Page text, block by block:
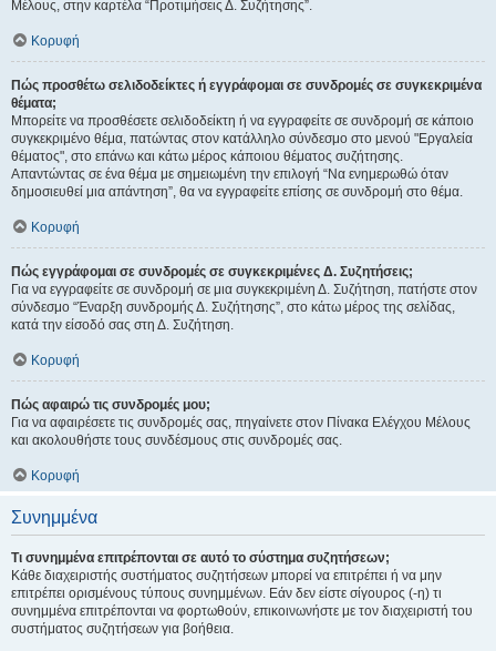
Μέλους, στην καρτέλα “Προτιμήσεις Δ. Συζήτησης”.
Κορυφή
Πώς προσθέτω σελιδοδείκτες ή εγγράφομαι σε συνδρομές σε συγκεκριμένα
θέματα;
Μπορείτε να προσθέσετε σελιδοδείκτη ή να εγγραφείτε σε συνδρομή σε κάποιο
συγκεκριμένο θέμα, πατώντας στον κατάλληλο σύνδεσμο στο μενού "Εργαλεία
θέματος", στο επάνω και κάτω μέρος κάποιου θέματος συζήτησης.
Απαντώντας σε ένα θέμα με σημειωμένη την επιλογή “Να ενημερωθώ όταν
δημοσιευθεί μια απάντηση”, θα να εγγραφείτε επίσης σε συνδρομή στο θέμα.
Κορυφή
Πώς εγγράφομαι σε συνδρομές σε συγκεκριμένες Δ. Συζητήσεις;
Για να εγγραφείτε σε συνδρομή σε μια συγκεκριμένη Δ. Συζήτηση, πατήστε στον
σύνδεσμο “Έναρξη συνδρομής Δ. Συζήτησης”, στο κάτω μέρος της σελίδας,
κατά την είσοδό σας στη Δ. Συζήτηση.
Κορυφή
Πώς αφαιρώ τις συνδρομές μου;
Για να αφαιρέσετε τις συνδρομές σας, πηγαίνετε στον Πίνακα Ελέγχου Μέλους
και ακολουθήστε τους συνδέσμους στις συνδρομές σας.
Κορυφή
Συνημμένα
Τι συνημμένα επιτρέπονται σε αυτό το σύστημα συζητήσεων;
Κάθε διαχειριστής συστήματος συζητήσεων μπορεί να επιτρέπει ή να μην
επιτρέπει ορισμένους τύπους συνημμένων. Εάν δεν είστε σίγουρος (-η) τι
συνημμένα επιτρέπονται να φορτωθούν, επικοινωνήστε με τον διαχειριστή του
συστήματος συζητήσεων για βοήθεια.